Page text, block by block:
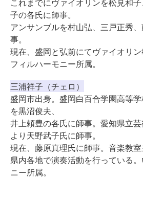
子の各氏に師事。
アンサンブルを村山弘、三戸正秀
事。
現在、盛岡と弘前にてヴァイオリ
フィルハーモニー所属。
三浦祥子（チェロ）
盛岡市出身。盛岡白百合学園高等
を黒沼俊夫、
井上頼豊の各氏に師事。愛知県立
より天野武子氏に師事。
現在、藤原真理氏に師事。音楽教室
県内各地で演奏活動を行っている
ニー所属。